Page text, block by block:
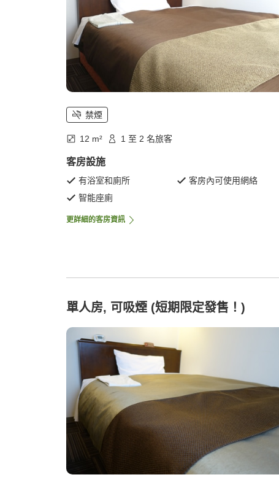
禁煙
12 m² 1 至 2 名旅客
客房設施
有浴室和廁所
客房內可使用網絡
智能座廁
更詳細的客房資訊
單人房, 可吸煙 (短期限定發售！)